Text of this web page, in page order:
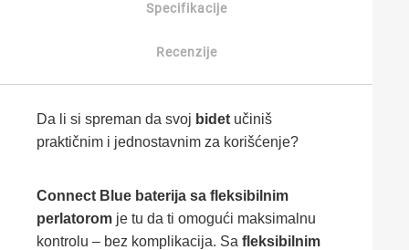
Specifikacije
Recenzije
Da li si spreman da svoj bidet učiniš
praktičnim i jednostavnim za korišćenje?
Connect Blue baterija sa fleksibilnim
perlatorom je tu da ti omogući maksimalnu
kontrolu – bez komplikacija. Sa fleksibilnim